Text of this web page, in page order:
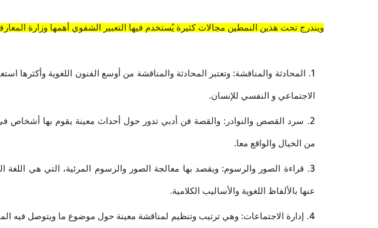
ويندرج تحت هذين النمطين مجالات كثيرة يُستخدم فيها التعبير الشفوي أهمها وزارة
الاجتماعي و النفسي للإنسان.
من الخيال والواقع معا.
عنها بالألفاظ اللغوية والأساليب الكلامية.
إدارة الاجتماعات: وهي ترتيب وتنظيم لمناقشة معينة حول موضوع ما ويتوصل فيه